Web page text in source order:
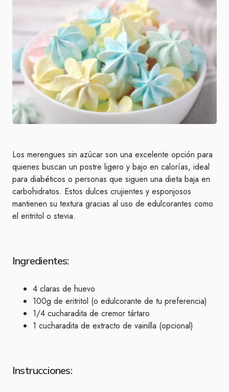
Los merengues sin azúcar son una excelente opción para
quienes buscan un postre ligero y bajo en calorías, ideal
para diabéticos o personas que siguen una dieta baja en
carbohidratos. Estos dulces crujientes y esponjosos
mantienen su textura gracias al uso de edulcorantes como
el eritritol o stevia.
Ingredientes:
4 claras de huevo
100g de eritritol (o edulcorante de tu preferencia)
1/4 cucharadita de cremor tártaro
1 cucharadita de extracto de vainilla (opcional)
Instrucciones: